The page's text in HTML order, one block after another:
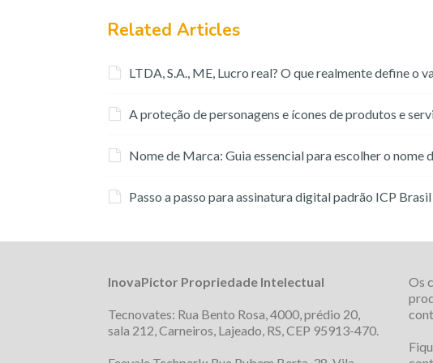
Related Articles
LTDA, S.A., ME, Lucro real? O que realmente define o
A proteção de personagens e ícones de produtos e
Nome de Marca: Guia essencial para escolher o nome
Passo a passo para assinatura digital padrão ICP Brasil
InovaPictor Propriedade Intelectual
Tecnovates: Rua Bento Rosa, 4000, prédio 20,
sala 212, Carneiros, Lajeado, RS, CEP 95913-470.
Os